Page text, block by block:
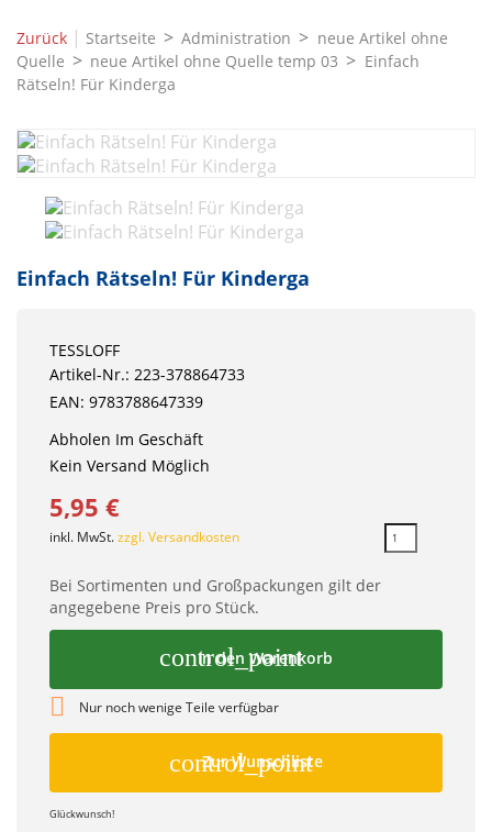
Zurück | Startseite Administration
neue Artikel ohne
Quelle
neue Artikel ohne Quelle temp 03
Einfach
Rätseln! Für Kinderga
Einfach Rätseln! Für Kinderga
TESSLOFF
Artikel-Nr.: 223-378864733
EAN: 9783788647339
Abholen Im Geschäft
Kein Versand Möglich
5,95 €
inkl. MwSt.zzgl. Versandkosten
Bei Sortimenten und Großpackungen gilt der
angegebene Preis pro Stück.
control_point
In den Warenkorb
 Nur noch wenige Teile verfügbar
control_point
Zur Wunschliste
Glückwunsch!